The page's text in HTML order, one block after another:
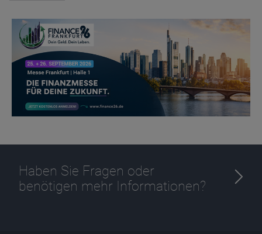
Haben Sie Fragen oder
benötigen mehr Informationen?